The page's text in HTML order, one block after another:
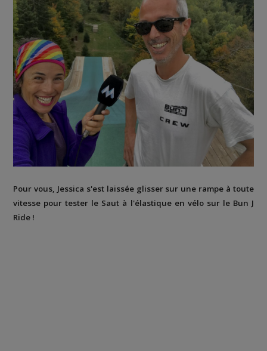
Pour vous, Jessica s'est laissée glisser sur une rampe à toute
vitesse pour tester le Saut à l'élastique en vélo sur le Bun J
Ride !